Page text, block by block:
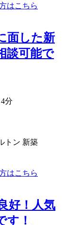
はこちら
面した新
談可能で
分
トン 新築
はこちら
好！人気
す！